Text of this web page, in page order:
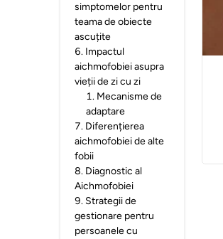
simptomelor pentru
teama de obiecte
ascuțite
6. Impactul
aichmofobiei asupra
vieții de zi cu zi
1. Mecanisme de
adaptare
7. Diferențierea
aichmofobiei de alte
fobii
8. Diagnostic al
Aichmofobiei
9. Strategii de
gestionare pentru
persoanele cu